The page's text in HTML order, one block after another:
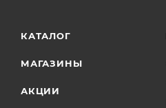
КАТАЛОГ
МАГАЗИНЫ
АКЦИИ